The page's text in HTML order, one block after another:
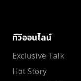
ทีวีออนไลน์
Exclusive Talk
Hot Story